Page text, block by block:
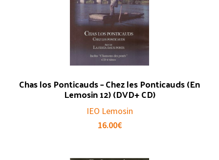
Chas los Ponticauds – Chez les Ponticauds (En
Lemosin 12) (DVD+ CD)
IEO Lemosin
16.00€